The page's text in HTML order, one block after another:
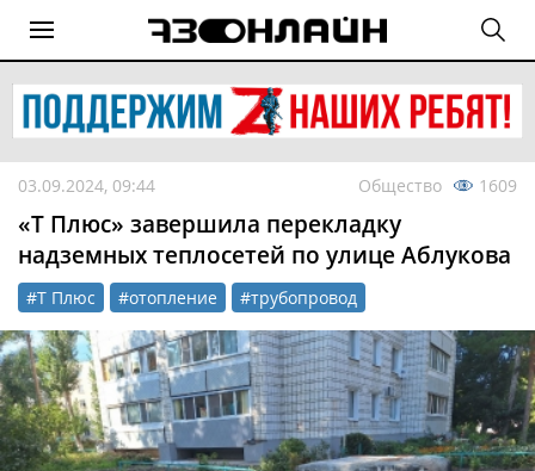
03.09.2024, 09:44 Общество 1609
«Т Плюс» завершила перекладку
надземных теплосетей по улице Аблукова
#Т Плюс #отопление #трубопровод